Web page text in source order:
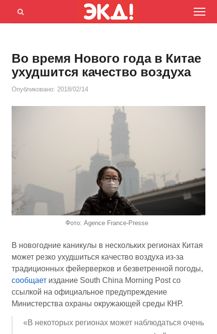
Menu
Открыть
Во время Нового года в Китае
ухудшится качество воздуха
Опубликовано: 2018/02/14
Фото: Agence France-Presse
В новогодние каникулы в нескольких регионах Китая
может резко ухудшиться качество воздуха из-за
традиционных фейерверков и безветренной погоды,
сообщает издание South China Morning Post со
ссылкой на официальное предупреждение
Министерства охраны окружающей среды КНР.
«В некоторых регионах может наблюдаться очень